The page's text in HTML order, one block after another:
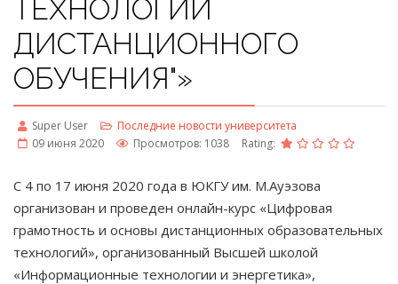
ТЕХНОЛОГИИ
ДИСТАНЦИОННОГО
ОБУЧЕНИЯ"»
Super User
Последние новости университета
09 июня 2020
Просмотров: 1038 Rating:
С 4 по 17 июня 2020 года в ЮКГУ им. М.Ауэзова
организован и проведен онлайн-курс «Цифровая
грамотность и основы дистанционных образовательных
технологий», организованный Высшей школой
«Информационные технологии и энергетика»,